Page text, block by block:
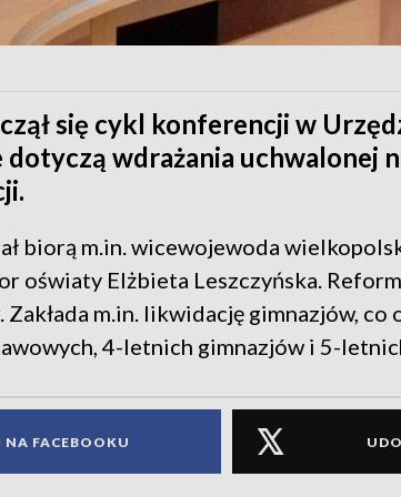
się cykl konferencji w
wdrażania uchwalonej
biorą m.in. wicewojewoda
oświaty Elżbieta Leszczyńska.
Zakłada m.in. likwidację gimnazjów,
4-letnich gimnazjów i 5-
NA FACEBOOKU